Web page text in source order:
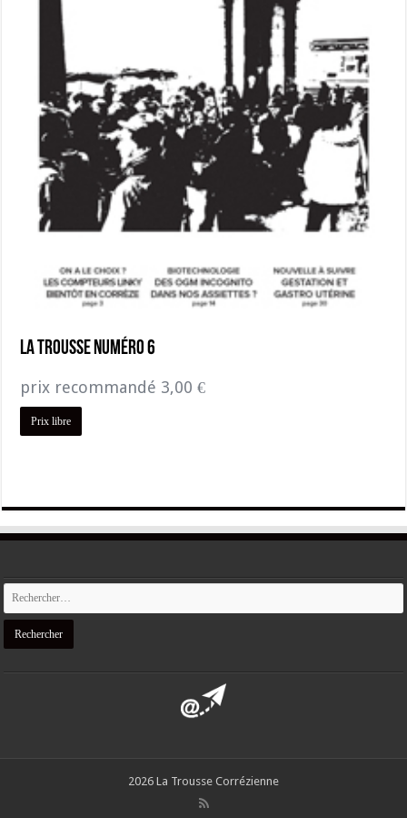
La Trousse numéro 6
prix recommandé 3,00€
Prix libre
2026 La Trousse Corrézienne